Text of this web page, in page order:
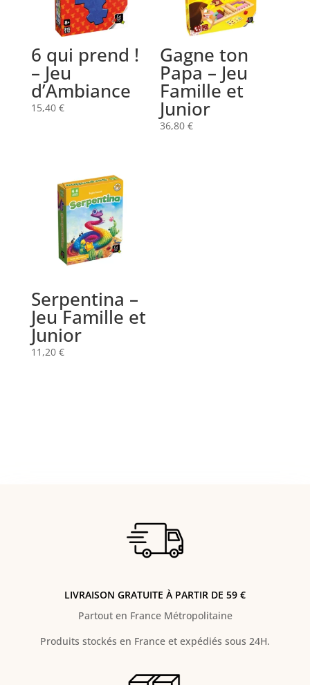
6 qui prend !
– Jeu
d’Ambiance
15,40 €
Gagne ton
Papa – Jeu
Famille et
Junior
36,80€
Serpentina –
Jeu Famille et
Junior
11,20 €
LIVRAISON GRATUITE À PARTIR DE 59 €
Partout en France Métropolitaine
Produits stockés en France et expédiés sous 24H.